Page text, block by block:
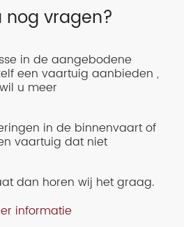
nog vragen?
in de aangebodene
een vaartuig aanbieden ,
wil u meer
in de binnenvaart of
vaartuig dat niet
dan horen wij het graag.
informatie